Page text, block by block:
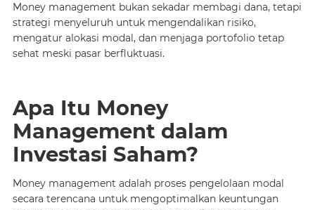
Money management bukan sekadar membagi dana, tetapi
strategi menyeluruh untuk mengendalikan risiko,
mengatur alokasi modal, dan menjaga portofolio tetap
sehat meski pasar berfluktuasi.
Apa Itu Money
Management dalam
Investasi Saham?
Money management adalah proses pengelolaan modal
secara terencana untuk mengoptimalkan keuntungan